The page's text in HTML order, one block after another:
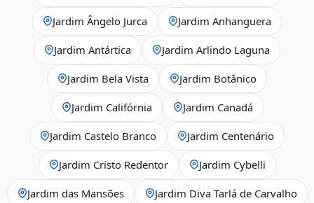
Jardim Ângelo Jurca Jardim Anhanguera
Jardim Antártica Jardim Arlindo Laguna
Jardim Bela Vista Jardim Botânico
Jardim Califórnia Jardim Canadá
Jardim Castelo Branco Jardim Centenário
Jardim Cristo Redentor Jardim Cybelli
Jardim das Mansões Jardim Diva Tarlá de Carvalho